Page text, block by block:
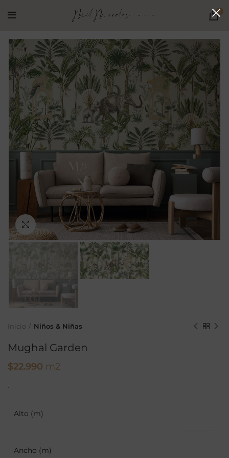
0
Ampliar
Inicio Niños & Niñas
Mughal Garden
$22.990 m2
.
Alto (m)
Ancho (m)